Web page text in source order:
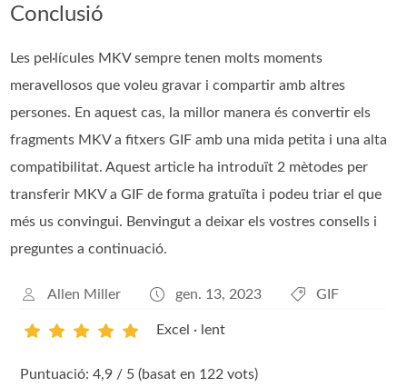
Conclusió
Les pel·lícules MKV sempre tenen molts moments
meravellosos que voleu gravar i compartir amb altres
persones. En aquest cas, la millor manera és convertir els
fragments MKV a fitxers GIF amb una mida petita i una alta
compatibilitat. Aquest article ha introduït 2 mètodes per
transferir MKV a GIF de forma gratuïta i podeu triar el que
més us convingui. Benvingut a deixar els vostres consells i
preguntes a continuació.
Allen Miller gen. 13, 2023 GIF
Excel · lent
Puntuació: 4,9 / 5 (basat en 122 vots)